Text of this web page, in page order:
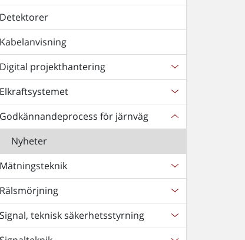
Detektorer
Kabelanvisning
Digital projekthantering
Elkraftsystemet
Godkännandeprocess för järnväg
Nyheter
Mätningsteknik
Rälsmörjning
Signal, teknisk säkerhetsstyrning